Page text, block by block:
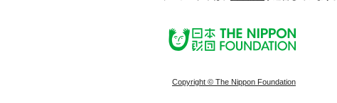
Copyright © The Nippon Foundation